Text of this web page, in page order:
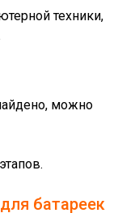
техники,
можно
батареек